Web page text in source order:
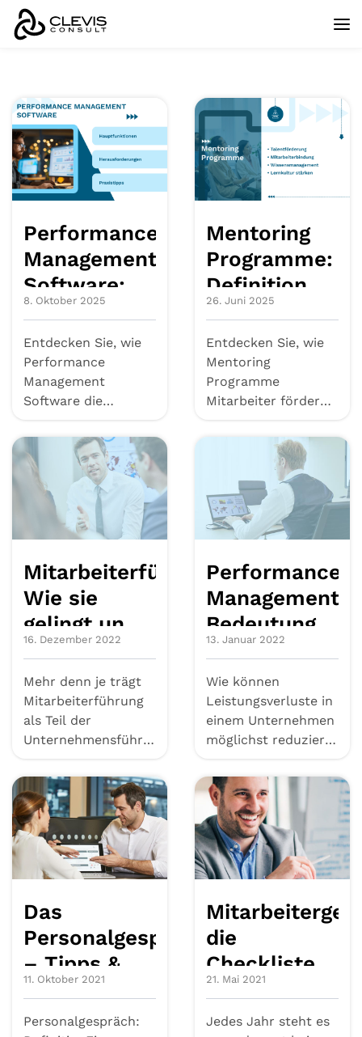
Performance
Management
Software:
Hauptfunktionen,
Herausforderungen
und
Praxistipps
8. Oktober 2025
Entdecken Sie, wie
Performance
Management
Software die
optimiert,
Feedbackkultu...
Mentoring
Programme:
Definition,
Vorteile,
Arten und
rechtliche
Aspekte
26. Juni 2025
Entdecken Sie, wie
Mentoring
Programme
Mitarbeiter fördern,
Wissensaustausch
stärken – Ti...
Mitarbeiterführung:
Wie sie
gelingt und
das
Betriebsklima
stärkt
16. Dezember 2022
Mehr denn je trägt
Mitarbeiterführung
als Teil der
Unternehmensführung
Erfolg eines U...
Performance
Management:
Bedeutung,
Ziele, Tools
und Praxis
13. Januar 2022
Wie können
Leistungsverluste in
einem Unternehmen
möglichst reduziert
ausgeschöpft we...
Das
Personalgespräch
– Tipps &
Erfolgsfaktoren
11. Oktober 2021
Personalgespräch:
die
Checkliste
zum Erfolg
21. Mai 2021
Jedes Jahr steht es